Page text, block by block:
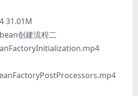
31.01M
创建流程二